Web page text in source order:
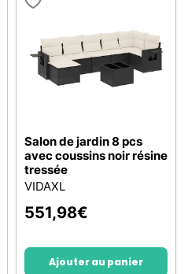
Salon de jardin 8 pcs
avec coussins noir résine
tressée
VIDAXL
551,98€
Ajouter au panier